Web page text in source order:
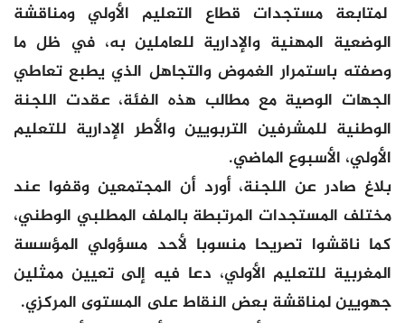
لمتابعة مستجدات قطاع التعليم الأولي ومناقشة
الوضعية المهنية والإدارية للعاملين به، في ظل ما
وصفته باستمرار الغموض والتجاهل الذي يطبع تعاطي
الجهات الوصية مع مطالب هذه الفئة، عقدت اللجنة
الوطنية للمشرفين التربويين والأطر الإدارية للتعليم
الأولي، الأسبوع الماضي.
بلاغ صادر عن اللجنة، أورد أن المجتمعين وقفوا عند
مختلف المستجدات المرتبطة بالملف المطلبي الوطني،
كما ناقشوا تصريحا منسوبا لأحد مسؤولي المؤسسة
المغربية للتعليم الأولي، دعا فيه إلى تعيين ممثلين
جهويين لمناقشة بعض النقاط على المستوى المركزي.